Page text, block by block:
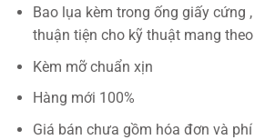
Bao lụa kèm trong ống giấy cứng
thuận tiện cho kỹ thuật mang theo
Kèm mỡ chuẩn xịn
Hàng mới 100%
Giá bán chưa gồm hóa đơn và